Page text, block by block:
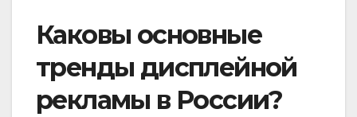
Каковы основные
тренды дисплейной
рекламы в России?